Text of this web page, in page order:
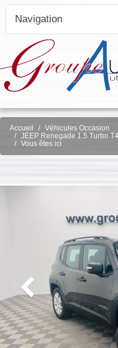
Navigation
Accueil
Véhicules Occasion
JEEP Renegade 1.5 Turbo
Vous êtes ici